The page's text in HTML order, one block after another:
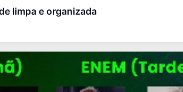
limpa e organizada